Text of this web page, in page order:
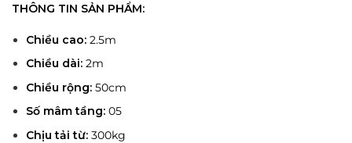
THÔNG TIN SẢN PHẨM:
Chiều cao: 2.5m
Chiều dài: 2m
Chiều rộng: 50cm
Số mâm tầng: 05
Chịu tải từ: 300kg